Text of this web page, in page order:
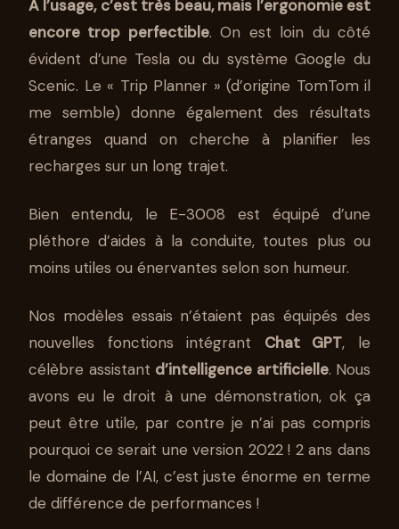
À l’usage, c’est très beau, mais l’ergonomie est
encore trop perfectible. On est loin du côté
évident d’une Tesla ou du système Google du
Scenic. Le « Trip Planner » (d’origine TomTom il
me semble) donne également des résultats
étranges quand on cherche à planifier les
recharges sur un long trajet.
Bien entendu, le E-3008 est équipé d’une
pléthore d’aides à la conduite, toutes plus ou
moins utiles ou énervantes selon son humeur.
Nos modèles essais n’étaient pas équipés des
nouvelles fonctions intégrant Chat GPT, le
célèbre assistant d’intelligence artificielle. Nous
avons eu le droit à une démonstration, ok ça
peut être utile, par contre je n’ai pas compris
pourquoi ce serait une version 2022 ! 2 ans dans
le domaine de l’AI, c’est juste énorme en terme
de différence de performances !